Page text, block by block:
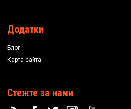
Додатки
Блог
Карта сайта
Стежте за нами